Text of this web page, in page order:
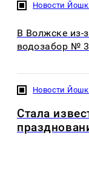
Новости
В Волжске из-
водозабор № 3
Новости
Стала